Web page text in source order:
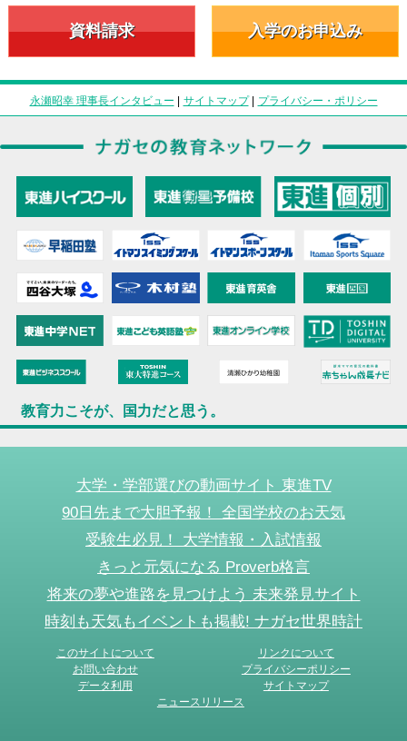
資料請求 入学のお申込み
永瀬昭幸 理事長インタビュー | サイトマップ| プライバシー・ポリシー
教育力こそが、国力だと思う。
大学・学部選びの動画サイト 東進TV
90日先まで大胆予報！ 全国学校のお天気
受験生必見！ 大学情報・入試情報
きっと元気になる Proverb格言
将来の夢や進路を見つけよう 未来発見サイト
時刻も天気もイベントも掲載! ナガセ世界時計
このサイトについて
リンクについて
お問い合わせ
プライバシーポリシー
データ利用
サイトマップ
ニュースリリース